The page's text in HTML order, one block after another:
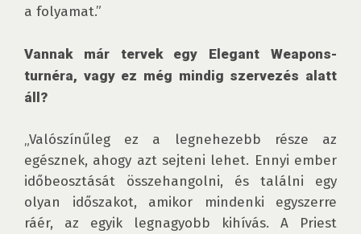
a folyamat.”
Vannak már tervek egy Elegant Weapons-
turnéra, vagy ez még mindig szervezés alatt
áll?
„Valószínűleg ez a legnehezebb része az
egésznek, ahogy azt sejteni lehet. Ennyi ember
időbeosztását összehangolni, és találni egy
olyan időszakot, amikor mindenki egyszerre
ráér, az egyik legnagyobb kihívás. A Priest